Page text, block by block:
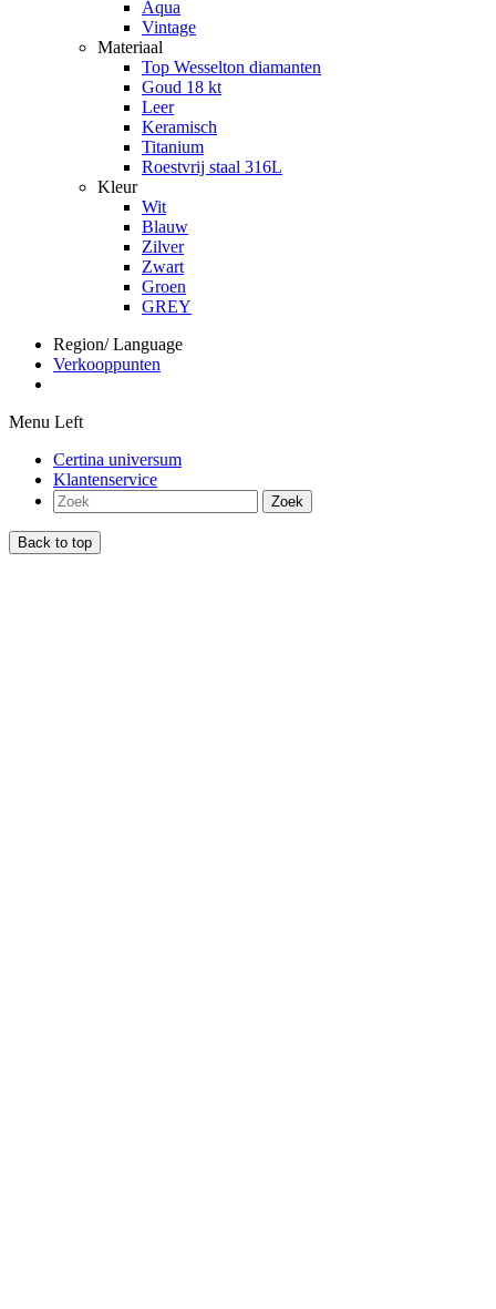
Aqua
Vintage
Materiaal
Top Wesselton diamanten
Goud 18 kt
Leer
Keramisch
Titanium
Roestvrij staal 316L
Kleur
Wit
Blauw
Zilver
Zwart
Groen
GREY
Region/ Language
Verkooppunten
Menu Left
Certina universum
Klantenservice
Zoek
Back to top